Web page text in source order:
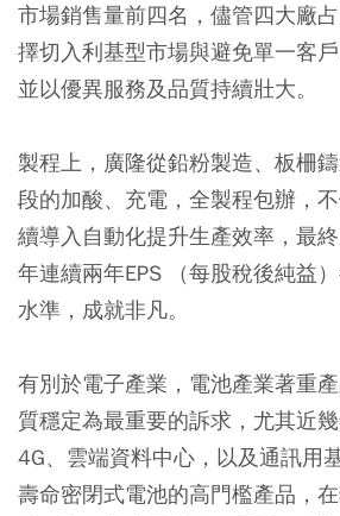
市場銷售量前四名，儘管四大廠
擇切入利基型市場與避免單一客
並以優異服務及品質持續壯大。
製程上，廣隆從鉛粉製造、板柵
段的加酸、充電，全製程包辦，
續導入自動化提升生產效率，最
年連續兩年EPS （每股稅後純益
水準，成就非凡。
有別於電子產業，電池產業著重
質穩定為最重要的訴求，尤其近
4G、雲端資料中心，以及通訊用
壽命密閉式電池的高門檻產品，